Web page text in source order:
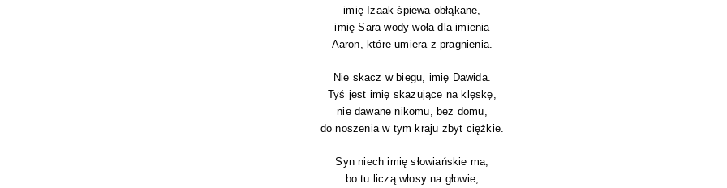
imię Iza­ak śpie­wa obłą­ka­ne,
imię Sara wody woła dla imie­nia
Aaron, któ­re umie­ra z pra­gnie­nia.
Nie skacz w bie­gu, imię Da­wi­da.
Tyś jest imię ska­zu­ją­ce na klę­skę,
nie da­wa­ne ni­ko­mu, bez domu,
do no­sze­nia w tym kra­ju zbyt cięż­kie.
Syn niech imię sło­wiań­skie ma,
bo tu li­czą wło­sy na gło­wie,